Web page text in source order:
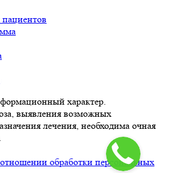
характер.
выявления возможных
лечения, необходима очная
обработки персональных